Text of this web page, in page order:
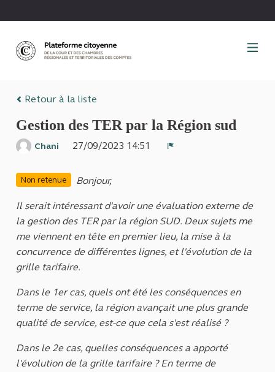
Retour à la liste
Gestion des TER par la Région sud
Chani
27/09/2023 14:51
Non retenue Bonjour,
Il serait intéressant d'avoir une évaluation externe de
la gestion des TER par la région SUD. Deux sujets me
me viennent en tête en premier lieu, la mise à la
concurrence de différentes lignes, et l'évolution de la
grille tarifaire.
Dans le 1er cas, quels ont été les conséquences en
terme de service, la région avançait une plus grande
qualité de service, est-ce que cela s'est réalisé ?
Dans le 2e cas, quelles conséquences a apporté
l'évolution de la grille tarifaire ? En terme de